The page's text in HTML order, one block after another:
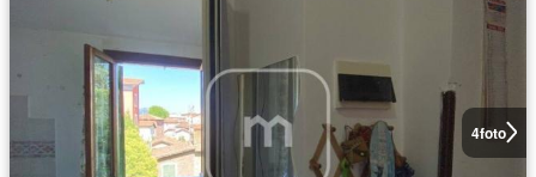
4foto